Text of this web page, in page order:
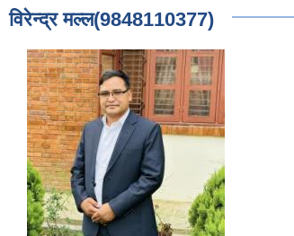
विरेन्द्र मल्ल(9848110377)